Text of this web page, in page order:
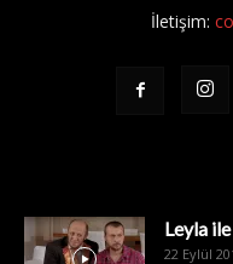
İletişim:
Leyla
22 Eylül